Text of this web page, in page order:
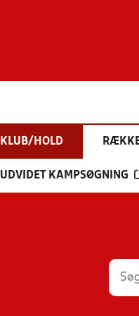
KLUB/HOLD
UDVIDET KAMPSØGNING